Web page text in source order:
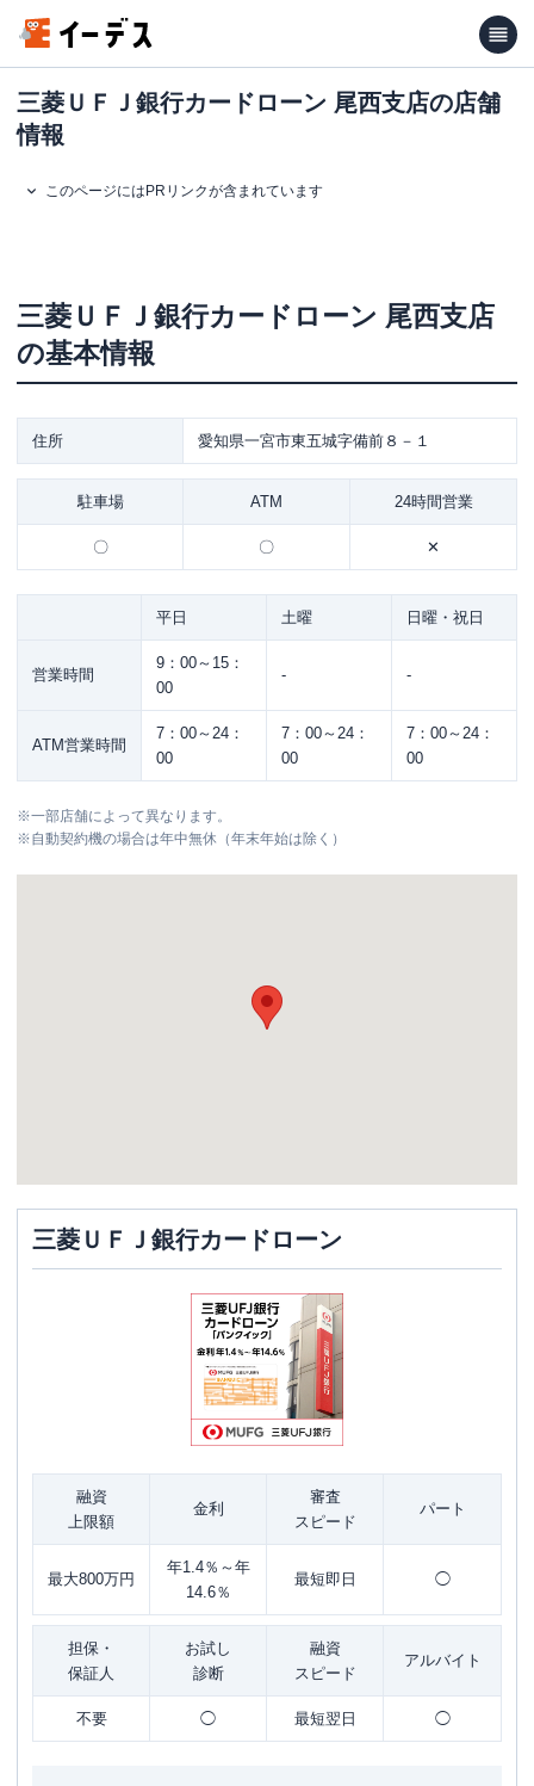
三菱ＵＦＪ銀行カードローン 尾西支店の店舗
情報
このページにはPRリンクが含まれています
三菱ＵＦＪ銀行カードローン 尾西支店
の基本情報
住所 愛知県一宮市東五城字備前８－１
駐車場 ATM 24時間営業
〇 〇 ✕
平日 土曜 日曜・祝日
営業時間
9：00～15：
00
- -
ATM営業時間
7：00～24：
00
7：00～24：
00
7：00～24：
00
※一部店舗によって異なります。
※自動契約機の場合は年中無休（年末年始は除く）
三菱ＵＦＪ銀行カードローン
融資
上限額
金利
審査
スピード
パート
最大800万円
年1.4％～年
14.6％
最短即日 ◯
担保・
保証人
お試し
診断
融資
スピード
アルバイト
不要 ◯ 最短翌日 ◯